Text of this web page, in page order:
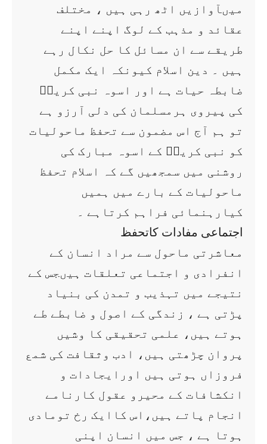
میںآوازیں اٹھ رہی ہیں ، مختلف
عقائد و مذہب کے لوگ اپنے اپنے
طریقے سے ان مسائل کا حل نکال رہے
ہیں ۔ دین اسلام کیونکہ ایک مکمل
ضابطہ حیات ہے اور اسوہ نبی کریمؐ
کی پیروی ہرمسلمان کی دلی آرزو ہے
تو ہم آج اس مضمون سے تحفظ ماحولیات
کو نبی کریمؐ کے اسوہ مبارک کی
روشنی میں سمجھیں گے کہ اسلام تحفظ
ماحولیات کے بارے میں ہمیں
کیارہنمائی فراہم کرتاہے ۔
اجتماعی مفادات کاتحفظ
معاشرتی ماحول سے مراد انسان کے
انفرادی و اجتماعی تعلقات ہیںجس کے
نتیجے میں تہذیب و تمدن کی بنیاد
پڑتی ہے ، زندگی کے اصول و ضابطے طے
ہوتے ہیں، علمی تحقیقی کا وشیں
پروان چڑھتی ہیں، ادب وثقافت کی شمع
فروزاں ہوتی ہیں اورایجادات و
انکشافات کے محیرو عقول کارنامے
انجام پاتے ہیں،اس کاایک رخ تومادی
ہوتا ہے ، جس میں انسان اپنی